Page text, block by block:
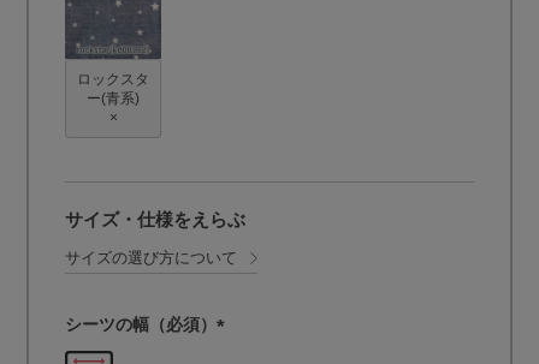
ロックスタ
ー(青系)
×
サイズ・仕様をえらぶ
サイズの選び方について
シーツの幅（必須）